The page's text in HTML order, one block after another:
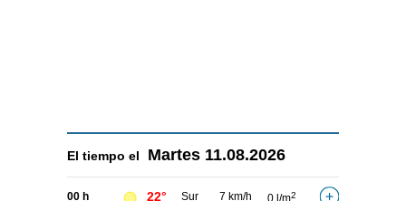
El tiempo el Martes 11.08.2026
00 h 22° Sur 7 km/h 2